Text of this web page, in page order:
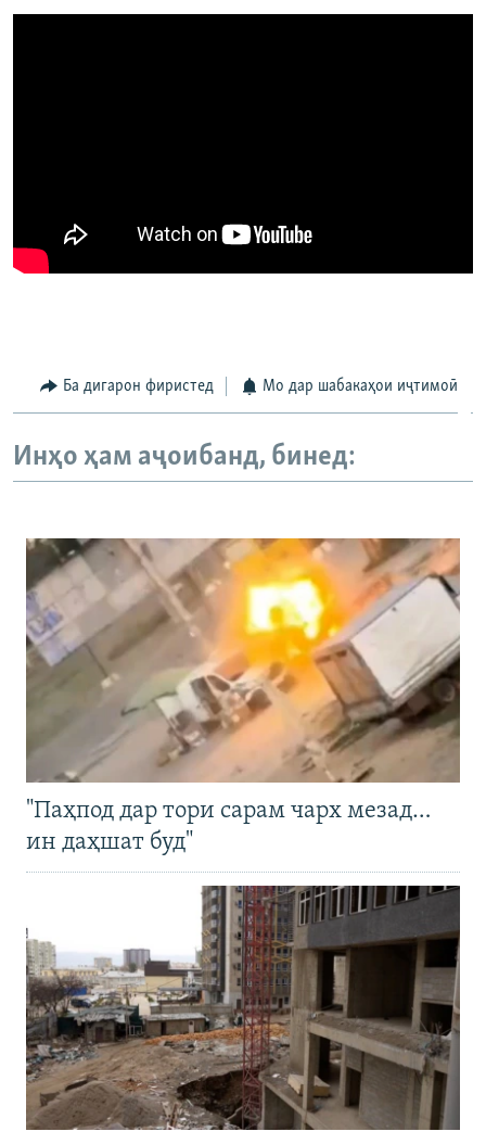
Ба дигарон фиристед Мо дар шабакаҳои иҷтимоӣ
Инҳо ҳам аҷоибанд, бинед:
"Паҳпод дар тори сарам чарх мезад…
ин даҳшат буд"